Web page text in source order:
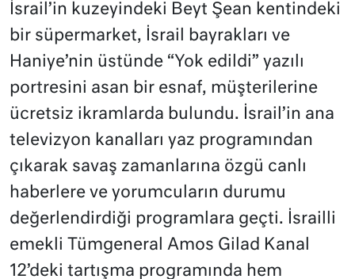
İsrail’in kuzeyindeki Beyt Şean kentindeki
bir süpermarket, İsrail bayrakları ve
Haniye’nin üstünde “Yok edildi” yazılı
portresini asan bir esnaf, müşterilerine
ücretsiz ikramlarda bulundu. İsrail’in ana
televizyon kanalları yaz programından
çıkarak savaş zamanlarına özgü canlı
haberlere ve yorumcuların durumu
değerlendirdiği programlara geçti. İsrailli
emekli Tümgeneral Amos Gilad Kanal
12’deki tartışma programında hem